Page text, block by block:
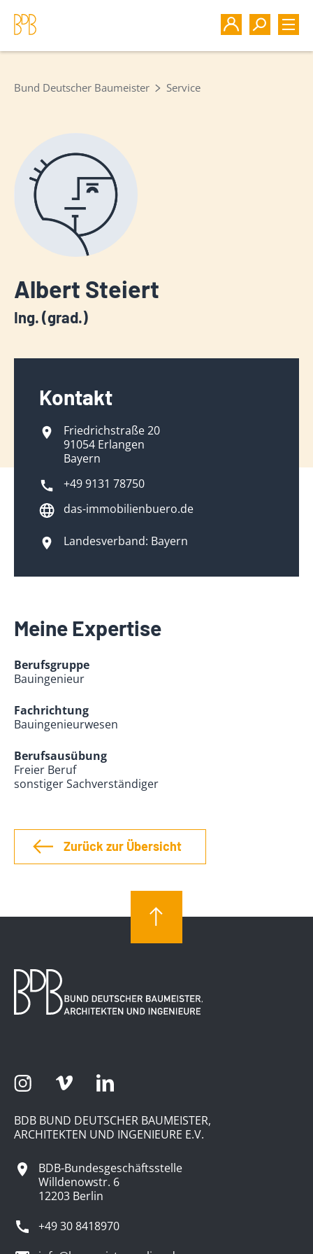
Bund Deutscher Baumeister Service
Albert Steiert
Ing. (grad.)
Kontakt
Friedrichstraße 20
91054 Erlangen
Bayern
+49 9131 78750
das-immobilienbuero.de
Landesverband: Bayern
Meine Expertise
Berufsgruppe
Bauingenieur
Fachrichtung
Bauingenieurwesen
Berufsausübung
Freier Beruf
sonstiger Sachverständiger
Zurück zur Übersicht
BDB BUND DEUTSCHER BAUMEISTER,
ARCHITEKTEN UND INGENIEURE E.V.
BDB-Bundesgeschäftsstelle
Willdenowstr. 6
12203 Berlin
+49 30 8418970